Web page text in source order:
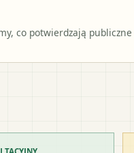
co potwierdzają